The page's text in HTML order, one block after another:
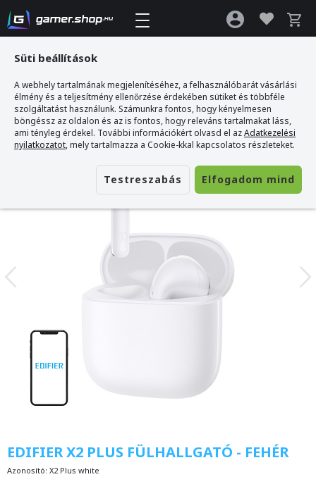
Gamer webshop >Edifier X2 Plus Fülhallgató - Fehér
EDIFIER X2 PLUS FÜLHALLGATÓ - FEHÉR
Azonosító: X2 Plus white
Süti beállítások
A webhely tartalmának megjelenítéséhez, a felhasználóbarát vásárlási
élmény és a teljesítmény ellenőrzése érdekében sütiket és többféle
szolgáltatást használunk. Számunkra fontos, hogy kényelmesen
böngéssz az oldalon és az is fontos, hogy releváns tartalmakat láss,
ami tényleg érdekel. További információkért olvasd el azAdatkezelési
nyilatkozatot, mely tartalmazza a Cookie-kkal kapcsolatos részleteket.
Testreszabás Elfogadom mind